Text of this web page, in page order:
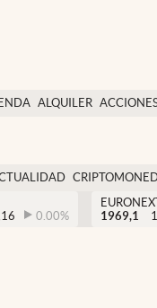
ALQUILER
USA
0.00%
1969,1